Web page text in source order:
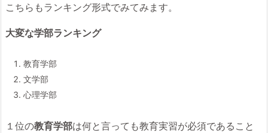
こちらもランキング形式でみてみます。
大変な学部ランキング
教育学部
文学部
心理学部
１位の教育学部は何と言っても教育実習が必須であること